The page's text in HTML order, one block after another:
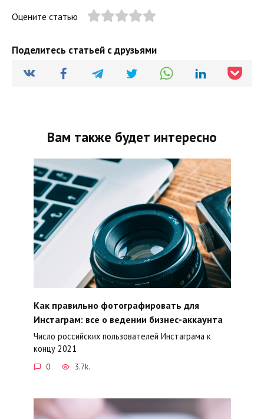
Оцените статью
Поделитесь статьей с друзьями
Вам также будет интересно
Как правильно фотографировать для
Инстаграм: все о ведении бизнес-аккаунта
Число российских пользователей Инстаграма к
концу 2021
0 3.7k.